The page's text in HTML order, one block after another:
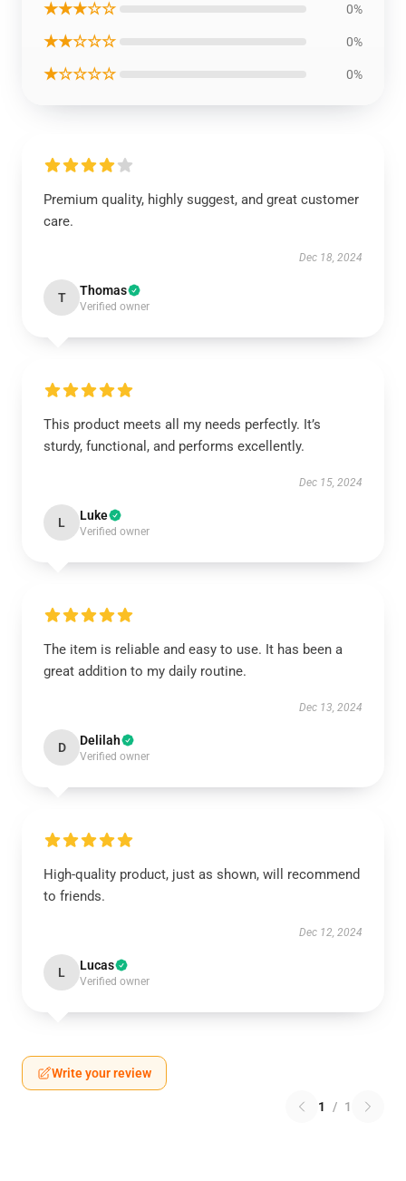
★★★☆☆ 0%
★★☆☆☆ 0%
★☆☆☆☆ 0%
Premium quality, highly suggest, and great customer
care.
Dec 18, 2024
T Thomas
Verified owner
This product meets all my needs perfectly. It’s
sturdy, functional, and performs excellently.
Dec 15, 2024
L Luke
Verified owner
The item is reliable and easy to use. It has been a
great addition to my daily routine.
Dec 13, 2024
D Delilah
Verified owner
High-quality product, just as shown, will recommend
to friends.
Dec 12, 2024
L Lucas
Verified owner
Write your review
1 / 1